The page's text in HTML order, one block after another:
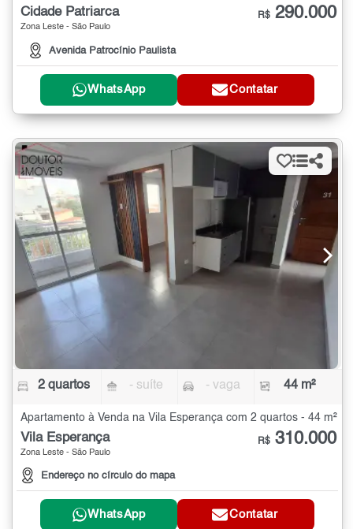
Cidade Patriarca
Zona Leste - São Paulo
Avenida Patrocínio Paulista
R$ 290.000
WhatsApp Contatar
2 quartos - suíte - vaga 44 m²
Apartamento à Venda na Vila Esperança com 2 quartos - 44 m²
Vila Esperança
Zona Leste - São Paulo
Endereço no círculo do mapa
R$ 310.000
WhatsApp Contatar